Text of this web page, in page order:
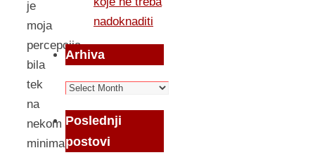
je
moja
percepcija
bila
tek
na
nekom
minimalističkom
nadoknaditi
Arhiva
Arhiva
Poslednji
postovi